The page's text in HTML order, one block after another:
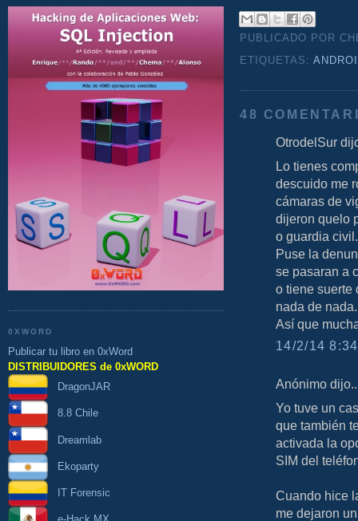
0XWORD
Publicar tu libro en 0xWord
DISTRIBUIDORES de 0xWORD
DragonJAR
8.8 Chile
Dreamlab
Ekoparty
IT Forensic
PUBLICADO POR
ETIQUETAS:
48
OtrodelSur
Lo tienes
descuido me
cámaras de
dijeron quelo
o guardia civil.
Puse la
se pasaran a
o tiene suerte
nada de nada.
Así que
14/2/14
Anónimo
Yo tuve un
que también
activada la
SIM del
Cuando hice
me dejaron